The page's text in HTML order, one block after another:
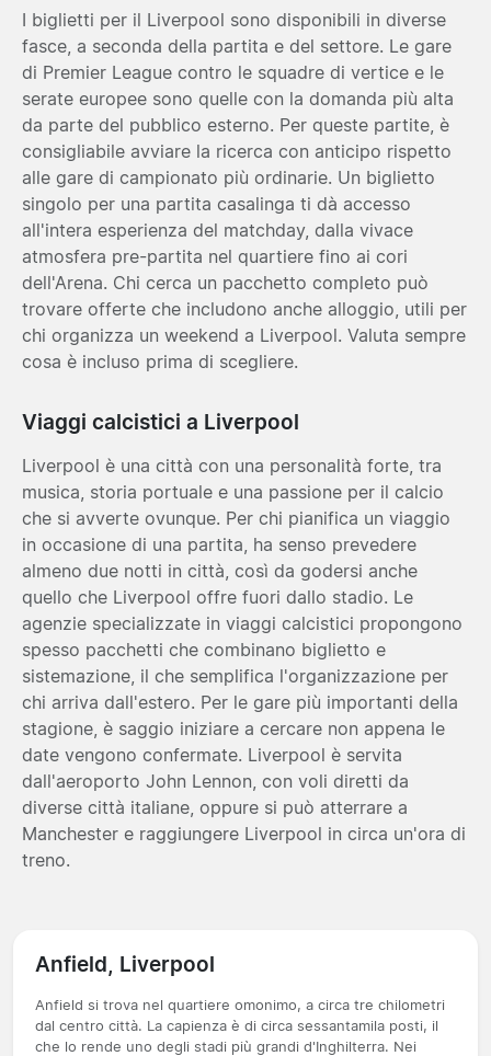
I biglietti per il Liverpool sono disponibili in diverse
fasce, a seconda della partita e del settore. Le gare
di Premier League contro le squadre di vertice e le
serate europee sono quelle con la domanda più alta
da parte del pubblico esterno. Per queste partite, è
consigliabile avviare la ricerca con anticipo rispetto
alle gare di campionato più ordinarie. Un biglietto
singolo per una partita casalinga ti dà accesso
all'intera esperienza del matchday, dalla vivace
atmosfera pre-partita nel quartiere fino ai cori
dell'Arena. Chi cerca un pacchetto completo può
trovare offerte che includono anche alloggio, utili per
chi organizza un weekend a Liverpool. Valuta sempre
cosa è incluso prima di scegliere.
Viaggi calcistici a Liverpool
Liverpool è una città con una personalità forte, tra
musica, storia portuale e una passione per il calcio
che si avverte ovunque. Per chi pianifica un viaggio
in occasione di una partita, ha senso prevedere
almeno due notti in città, così da godersi anche
quello che Liverpool offre fuori dallo stadio. Le
agenzie specializzate in viaggi calcistici propongono
spesso pacchetti che combinano biglietto e
sistemazione, il che semplifica l'organizzazione per
chi arriva dall'estero. Per le gare più importanti della
stagione, è saggio iniziare a cercare non appena le
date vengono confermate. Liverpool è servita
dall'aeroporto John Lennon, con voli diretti da
diverse città italiane, oppure si può atterrare a
Manchester e raggiungere Liverpool in circa un'ora di
treno.
Anfield, Liverpool
Anfield si trova nel quartiere omonimo, a circa tre chilometri
dal centro città. La capienza è di circa sessantamila posti, il
che lo rende uno degli stadi più grandi d'Inghilterra. Nei